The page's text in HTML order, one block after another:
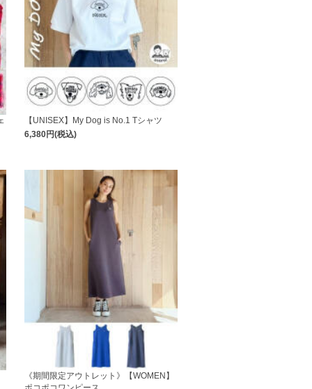
【UNISEX】My Dog is No.1 Tシャツ
6,380円(税込)
《期間限定アウトレット》【WOMEN】